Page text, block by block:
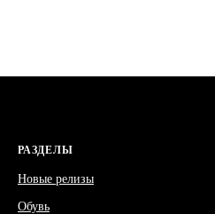
РАЗДЕЛЫ
Новые релизы
Обувь